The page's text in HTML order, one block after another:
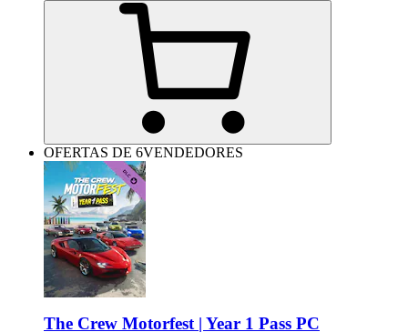
OFERTAS DE 6VENDEDORES
The Crew Motorfest | Year 1 Pass PC